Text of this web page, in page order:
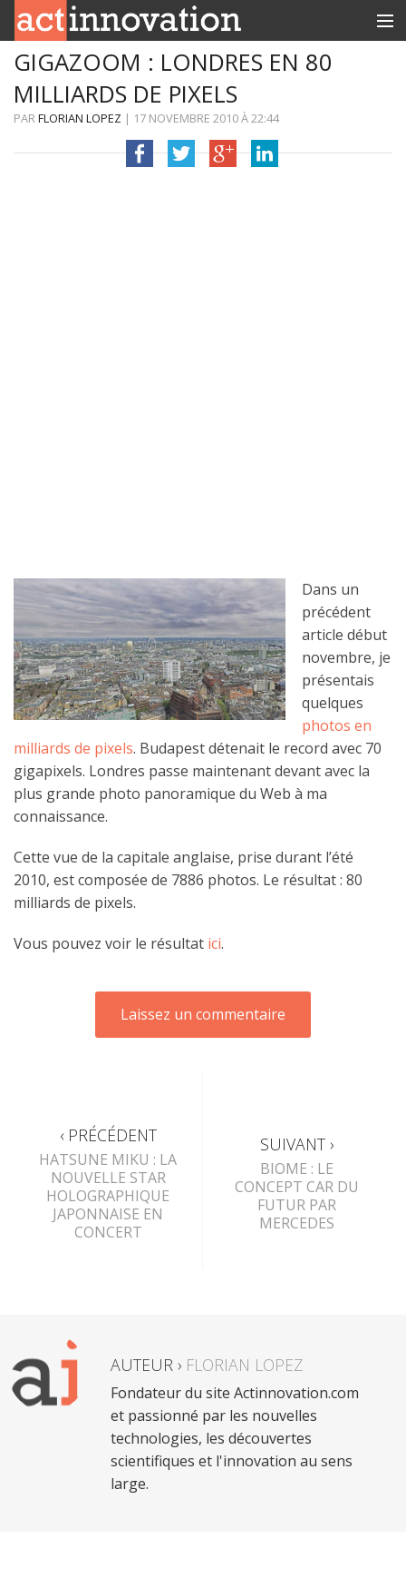
RUBRIQUES
INNOBOX
GIGAZOOM : LONDRES EN 80
MILLIARDS DE PIXELS
PARFLORIAN LOPEZ | 17 NOVEMBRE 2010À22:44
Dans un
précédent
article début
novembre, je
présentais
quelques
photos en
milliards de pixels. Budapest détenait le record avec 70
gigapixels. Londres passe maintenant devant avec la
plus grande photo panoramique du Web à ma
connaissance.
Cette vue de la capitale anglaise, prise durant l’été
2010, est composée de 7886 photos. Le résultat : 80
milliards de pixels.
Vous pouvez voir le résultat ici.
‹ PRÉCÉDENT
HATSUNE MIKU : LA
NOUVELLE STAR
HOLOGRAPHIQUE
JAPONNAISE EN
CONCERT
SUIVANT ›
BIOME : LE
CONCEPT CAR DU
FUTUR PAR
MERCEDES
AUTEUR › FLORIAN LOPEZ
Fondateur du site Actinnovation.com
et passionné par les nouvelles
technologies, les découvertes
scientifiques et l'innovation au sens
large.